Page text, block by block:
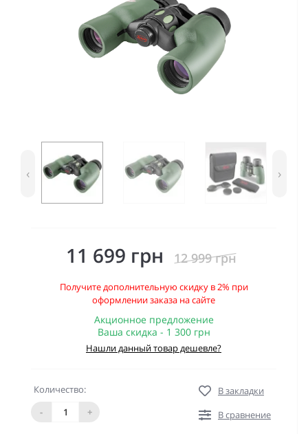
‹ ›
11 699 грн 12 999 грн
Получите дополнительную скидку в 2% при
оформлении заказа на сайте
Акционное предложение
Ваша скидка - 1 300 грн
Нашли данный товар дешевле?
Количество:
-
+
В закладки
В сравнение